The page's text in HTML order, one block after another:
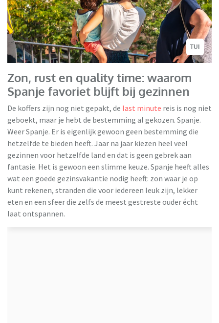
TUI
Zon, rust en quality time: waarom
Spanje favoriet blijft bij gezinnen
De koffers zijn nog niet gepakt, de last minute reis is nog niet
geboekt, maar je hebt de bestemming al gekozen. Spanje.
Weer Spanje. Er is eigenlijk gewoon geen bestemming die
hetzelfde te bieden heeft. Jaar na jaar kiezen heel veel
gezinnen voor hetzelfde land en dat is geen gebrek aan
fantasie. Het is gewoon een slimme keuze. Spanje heeft alles
wat een goede gezinsvakantie nodig heeft: zon waar je op
kunt rekenen, stranden die voor iedereen leuk zijn, lekker
eten en een sfeer die zelfs de meest gestreste ouder écht
laat ontspannen.